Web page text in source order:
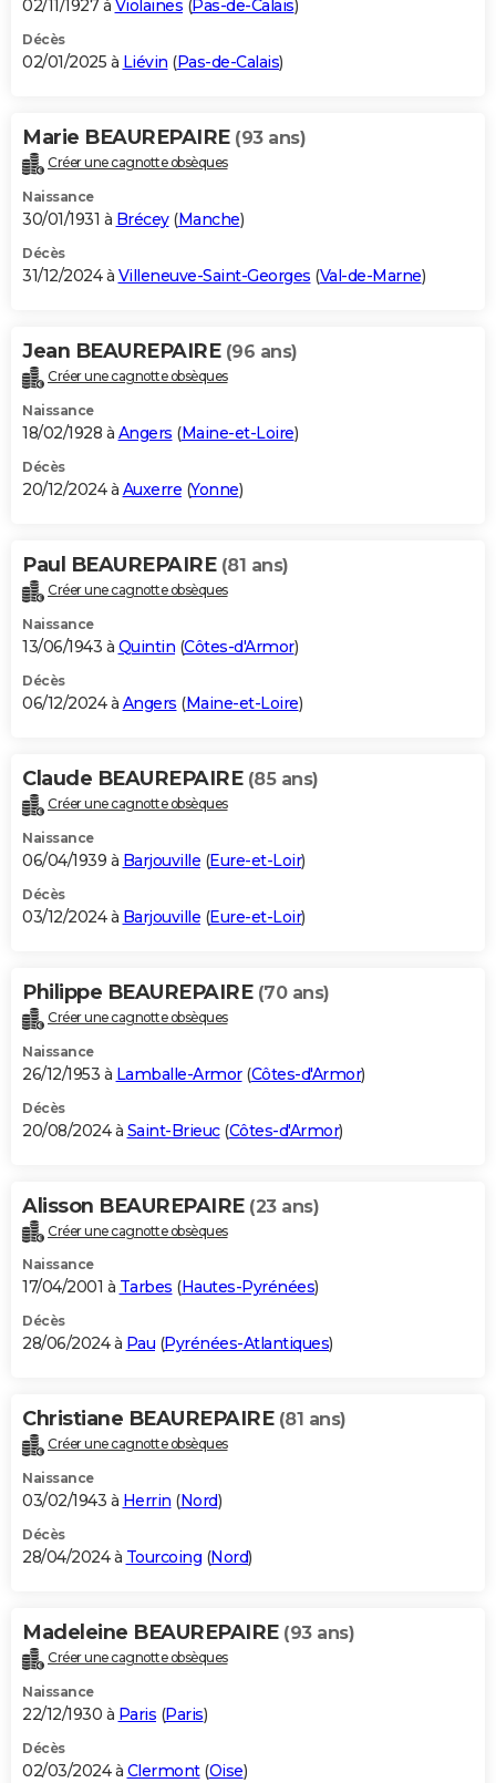
02/11/1927 à Violaines (Pas-de-Calais)
Décès
02/01/2025 à Liévin (Pas-de-Calais)
Marie BEAUREPAIRE (93 ans)
Créer une cagnotte obsèques
Naissance
30/01/1931 à Brécey(Manche)
Décès
31/12/2024 à Villeneuve-Saint-Georges (Val-de-Marne)
Jean BEAUREPAIRE (96 ans)
Créer une cagnotte obsèques
Naissance
18/02/1928 à Angers (Maine-et-Loire)
Décès
20/12/2024 à Auxerre (Yonne)
Paul BEAUREPAIRE (81 ans)
Créer une cagnotte obsèques
Naissance
13/06/1943 à Quintin (Côtes-d'Armor)
Décès
06/12/2024 à Angers (Maine-et-Loire)
Claude BEAUREPAIRE (85 ans)
Créer une cagnotte obsèques
Naissance
06/04/1939 à Barjouville (Eure-et-Loir)
Décès
03/12/2024 à Barjouville (Eure-et-Loir)
Philippe BEAUREPAIRE (70 ans)
Créer une cagnotte obsèques
Naissance
26/12/1953 à Lamballe-Armor(Côtes-d'Armor)
Décès
20/08/2024 à Saint-Brieuc(Côtes-d'Armor)
Alisson BEAUREPAIRE (23 ans)
Créer une cagnotte obsèques
Naissance
17/04/2001 à Tarbes (Hautes-Pyrénées)
Décès
28/06/2024 à Pau (Pyrénées-Atlantiques)
Christiane BEAUREPAIRE (81 ans)
Créer une cagnotte obsèques
Naissance
03/02/1943 à Herrin (Nord)
Décès
28/04/2024 à Tourcoing (Nord)
Madeleine BEAUREPAIRE (93 ans)
Créer une cagnotte obsèques
Naissance
22/12/1930 à Paris (Paris)
Décès
02/03/2024 à Clermont(Oise)